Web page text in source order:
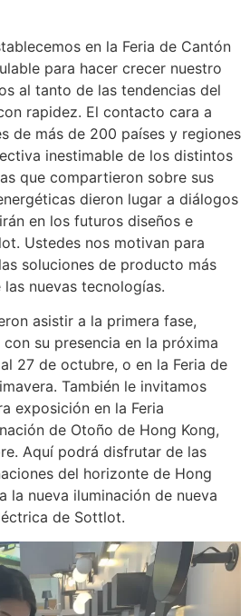
en la Feria de Cantón
para hacer crecer nuestro
al tanto de las tendencias del
rapidez. El contacto cara a
de más de 200 países y regiones
inestimable de los distintos
que compartieron sobre sus
dieron lugar a diálogos
en los futuros diseños e
Ustedes nos motivan para
soluciones de producto más
nuevas tecnologías.
asistir a la primera fase,
su presencia en la próxima
27 de octubre, o en la Feria de
También le invitamos
exposición en la Feria
de Otoño de Hong Kong,
Aquí podrá disfrutar de las
del horizonte de Hong
la nueva iluminación de nueva
de Sottlot.